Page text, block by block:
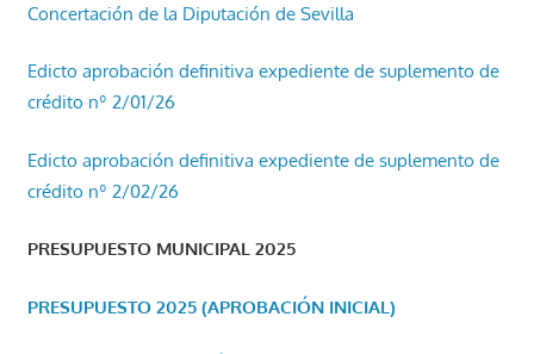
Concertación de la Diputación de Sevilla
Edicto aprobación definitiva expediente de suplemento de
crédito nº 2/01/26
Edicto aprobación definitiva expediente de suplemento de
crédito nº 2/02/26
PRESUPUESTO MUNICIPAL 2025
PRESUPUESTO 2025 (APROBACIÓN INICIAL)